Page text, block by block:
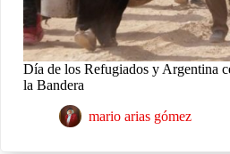
Día de los Refugiados y Argentina
la Bandera
mario arias gómez